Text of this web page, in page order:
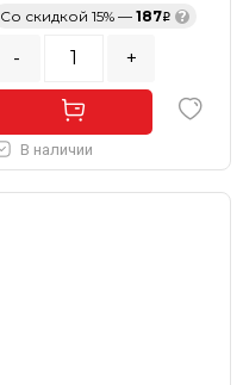
Со скидкой 15% — 187 ?
- +
В наличии